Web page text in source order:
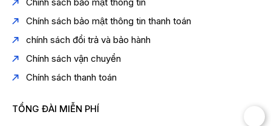
độc đáo chỉ với 2 thiết bị loa di động đơn giản, chất âm
Stereo vô cùng sống động trong không gian 3D
Chính sách bảo mật thông tin
Chính sách bảo mật thông tin thanh toán
chính sách đổi trả và bảo hành
Chính sách vận chuyển
Chính sách thanh toán
TỔNG ĐÀI MIỄN PHÍ